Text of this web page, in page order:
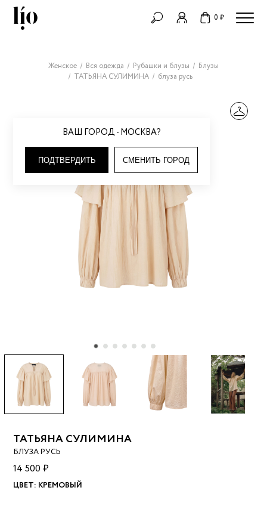
0 ₽
ВАШ ГОРОД - МОСКВА?
ПОДТВЕРДИТЬ СМЕНИТЬ ГОРОД
Женское Вся одежда Рубашки и блузы
Блузы
ТАТЬЯНА СУЛИМИНА
блуза русь
ТАТЬЯНА СУЛИМИНА
БЛУЗА РУСЬ
14 500 ₽
ЦВЕТ: КРЕМОВЫЙ